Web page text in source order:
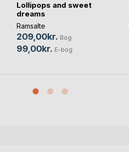
Lollipops and sweet
dreams
Ramsalte
209,00kr. Bog
99,00kr. E-bog